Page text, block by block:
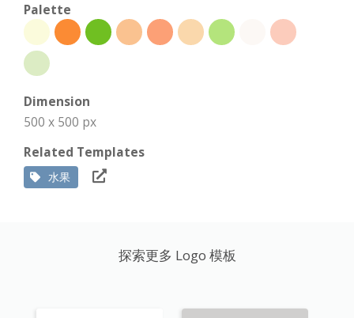
Palette
Dimension
500 x 500 px
Related Templates
水果
探索更多 Logo 模板